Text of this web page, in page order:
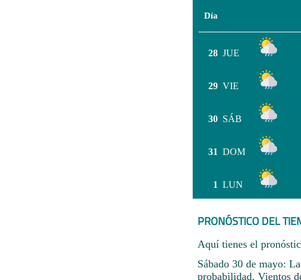
Día
28 JUE
29 VIE
30 SÁB
31 DOM
1 LUN
PRONÓSTICO DEL
Aquí tienes el
Sábado 30 de mayo:
probabilidad. Vientos